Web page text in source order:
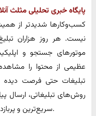
پایگاه خبری تحلیلی مثلث
کسب‌وکارها شدیدتر از
نیست. هر روز هزاران
موتورهای جستجو و
عظیمی از محتوا را
تبلیغات حتی فرصت دیده
روش‌های تبلیغاتی، ارسال
سریع‌ترین و پربازده‌ترین ابزارهای بازاریابی محسوب می‌شود.